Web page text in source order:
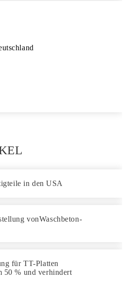
in den USA
vonWaschbeton-
für TT-Platten
50 % und verhindert